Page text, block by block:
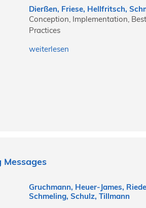
Dierßen, Friese, Hellfritsch,
Conception, Implementation, Best
Practices
weiterlesen
Gruchmann, Heuer-James,
Schmeling, Schulz, Tillmann